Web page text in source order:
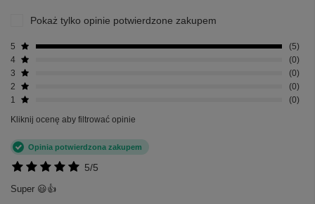
Pokaż tylko opinie potwierdzone zakupem
5
5
4
0
3
0
2
0
1
0
Kliknij ocenę aby filtrować opinie
5/5
Opinia potwierdzona zakupem
Super 😃👍